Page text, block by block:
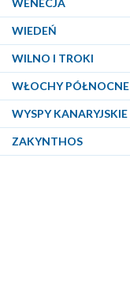
WENECJA
WIEDEŃ
WILNO I TROKI
WŁOCHY PÓŁNOCNE
WYSPY KANARYJSKIE
ZAKYNTHOS